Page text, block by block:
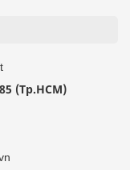
(Tp.HCM)